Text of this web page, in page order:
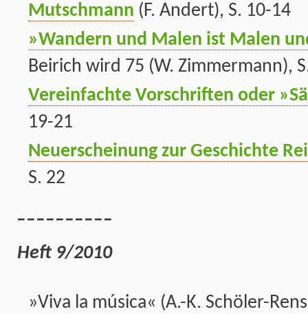
Mutschmann (F. Andert), S. 10-14
»Wandern und Malen ist Malen
Beirich wird 75 (W. Zimmermann),
Vereinfachte Vorschriften oder
19-21
Neuerscheinung zur Geschichte
S. 22
Heft 9/2010
»Viva la música« (A.-K. Schöler-